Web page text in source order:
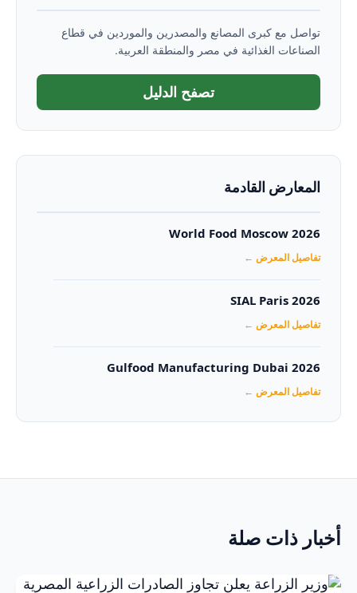
تواصل مع كبرى المصانع والمصدرين والموردين في قطاع
الصناعات الغذائية في مصر والمنطقة العربية.
تصفح الدليل
المعارض القادمة
World Food Moscow 2026
تفاصيل المعرض ←
SIAL Paris 2026
تفاصيل المعرض ←
Gulfood Manufacturing Dubai 2026‏
تفاصيل المعرض ←
أخبار ذات صلة